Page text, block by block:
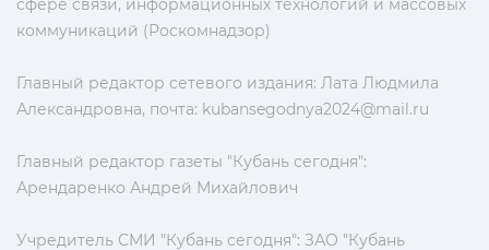
сфере связи, информационных технологий и массовых
коммуникаций (Роскомнадзор)
Главный редактор сетевого издания: Лата Людмила
Александровна, почта: kubansegodnya2024@mail.ru
Главный редактор газеты "Кубань сегодня":
Арендаренко Андрей Михайлович
Учредитель СМИ "Кубань сегодня": ЗАО "Кубань